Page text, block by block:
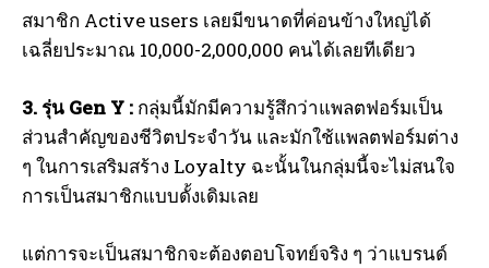
สมาชิก Active users เลยมีขนาดที่ค่อนข้างใหญ่ได้
เฉลี่ยประมาณ 10,000-2,000,000 คนได้เลยทีเดียว
3. รุ่น Gen Y : กลุ่มนี้มักมีความรู้สึกว่าแพลตฟอร์มเป็น
ส่วนสำคัญของชีวิตประจำวัน และมักใช้แพลตฟอร์มต่าง
ๆ ในการเสริมสร้าง Loyalty ฉะนั้นในกลุ่มนี้จะไม่สนใจ
การเป็นสมาชิกแบบดั้งเดิมเลย
แต่การจะเป็นสมาชิกจะต้องตอบโจทย์จริง ๆ ว่าแบรนด์